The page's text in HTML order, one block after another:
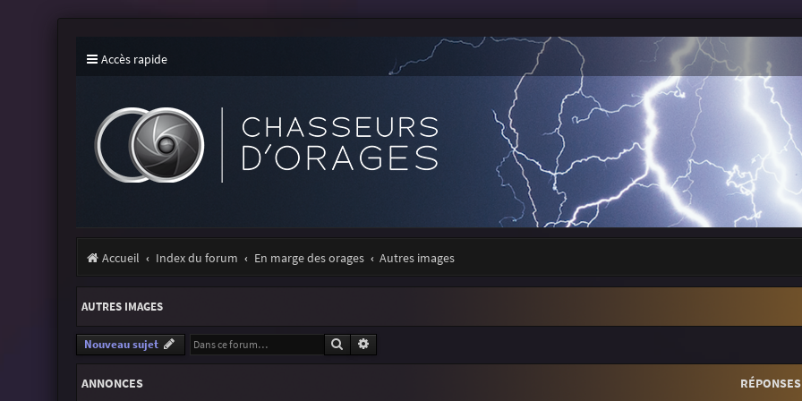
Accès rapide
Accueil Index du forum En marge des orages Autres images
AUTRES IMAGES
Nouveau sujet Rechercher
ANNONCES RÉPONSES